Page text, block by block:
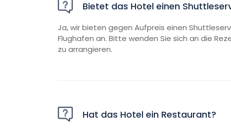
Bietet das Hotel einen
Ja, wir bieten gegen Aufpreis einen
Flughafen an. Bitte wenden Sie sich an die
zu arrangieren.
Hat das Hotel ein Restaurant?